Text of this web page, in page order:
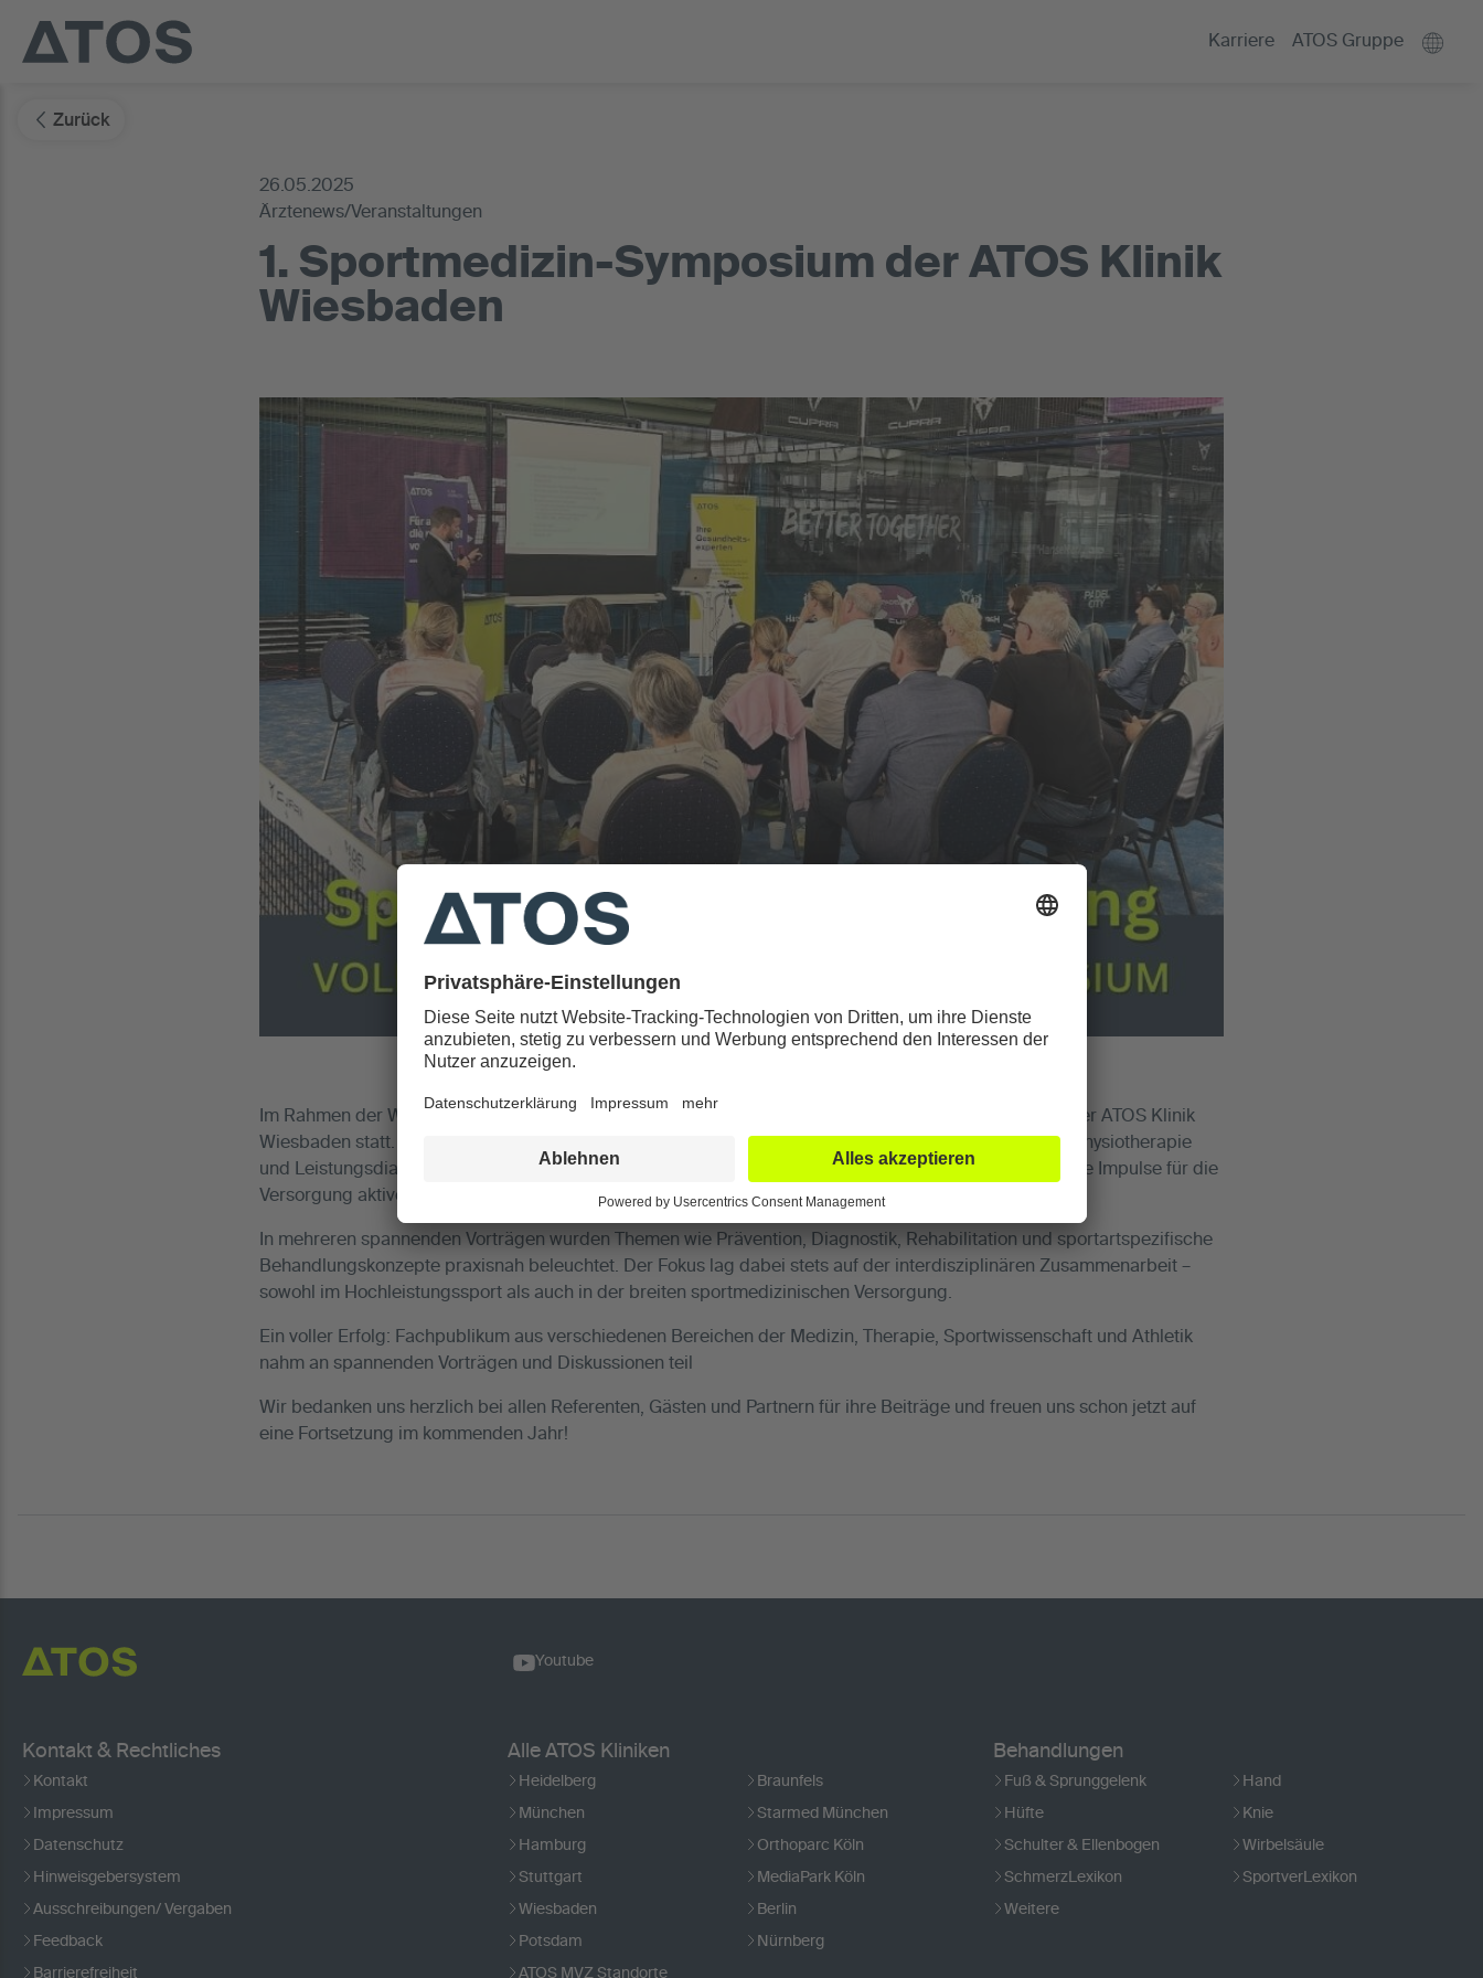
Karriere ATOS Gruppe
Zurück
26.05.2025
Ärztenews/Veranstaltungen
1. Sportmedizin-Symposium der ATOS Klinik
Wiesbaden
Im Rahmen der Wiesbadener Tennis Open fand am 03.05.2025 das erste Sportmedizin-Symposium der ATOS Klinik
Wiesbaden statt. Die Veranstaltung brachte Fachleute aus den Bereichen Orthopädie, Sportmedizin, Physiotherapie
und Leistungsdiagnostik zusammen. Das Ziel: Aktuelle Entwicklungen diskutieren und gemeinsam neue Impulse für die
Versorgung aktiver Menschen setzen.
In mehreren spannenden Vorträgen wurden Themen wie Prävention, Diagnostik, Rehabilitation und sportartspezifische
Behandlungskonzepte praxisnah beleuchtet. Der Fokus lag dabei stets auf der interdisziplinären Zusammenarbeit –
sowohl im Hochleistungssport als auch in der breiten sportmedizinischen Versorgung.
Ein voller Erfolg: Fachpublikum aus verschiedenen Bereichen der Medizin, Therapie, Sportwissenschaft und Athletik
nahm an spannenden Vorträgen und Diskussionen teil
Wir bedanken uns herzlich bei allen Referenten, Gästen und Partnern für ihre Beiträge und freuen uns schon jetzt auf
eine Fortsetzung im kommenden Jahr!
Youtube
Kontakt & Rechtliches
Kontakt
Impressum
Datenschutz
Hinweisgebersystem
Ausschreibungen/ Vergaben
Feedback
Barrierefreiheit
Alle ATOS Kliniken
Heidelberg Braunfels
München Starmed München
Hamburg Orthoparc Köln
Stuttgart MediaPark Köln
Wiesbaden Berlin
Potsdam Nürnberg
ATOS MVZ Standorte
Behandlungen
Fuß & Sprunggelenk Hand
Hüfte Knie
Schulter & Ellenbogen Wirbelsäule
SchmerzLexikon SportverLexikon
Weitere